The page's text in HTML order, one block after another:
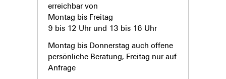
erreichbar von
Montag bis Freitag
9 bis 12 Uhr und 13 bis 16 Uhr
Montag bis Donnerstag auch offene
persönliche Beratung, Freitag nur auf
Anfrage